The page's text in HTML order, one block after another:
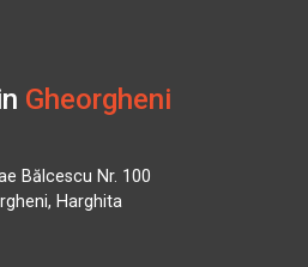
Gheorgheni
Bălcescu Nr. 100
Harghita